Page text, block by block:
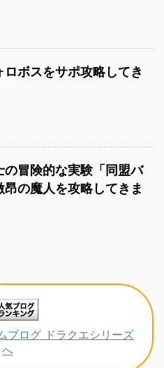
ロボスをサポ攻略してき
の冒険的な実験「同盟バ
昂の魔人を攻略してきま